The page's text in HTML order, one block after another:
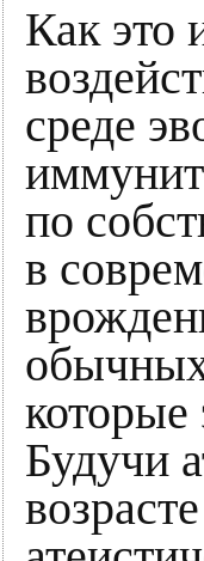
Как это
среде
по
в
Будучи